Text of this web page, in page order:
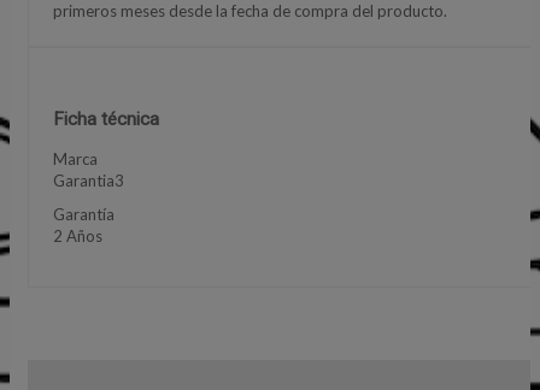
primeros meses desde la fecha de compra del producto.
Ficha técnica
Marca
Garantia3
Garantía
2 Años